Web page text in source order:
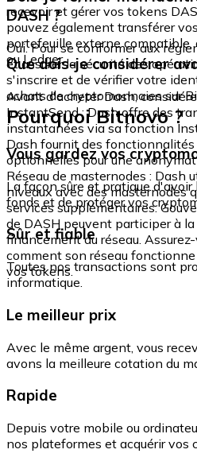
recevoir et gérer vos tokens
pouvez également transférer
portefeuille externe compatible,
ou Ledger.
DASH ?
Oui. Pour se conformer aux
et assurer la sécurité des
s'inscrire et de vérifier votre
achats de cryptomonnaies sur
Que dois-je considérer
Avant d'acheter Dash,
InstantSend : Dash offre des
instantanées via sa fonction
Dash fournit des
optionnelles pour une
Réseau de masternodes : Dash
niveaux avec des masternodes
services supplémentaires.
de DASH peuvent participer à
financement du réseau.
comment son réseau
vos tokens.
Pourquoi Bitnovo ?
Vous gardez vos
La façon sûre et pratique
fonds et de protéger vos
Sûr et fiable
Toutes nos transactions sont
informatique.
Le meilleur prix
Avec le même argent, vous
avons la meilleure cotation du
Rapide
Depuis votre mobile ou
nos plateformes et acquérir vos